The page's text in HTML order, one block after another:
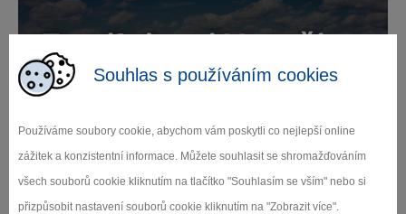
Souhlas s používáním cookies
Používáme soubory cookie, abychom vám poskytli co nejlepší online
zážitek a konzistentní informace. Můžete souhlasit se shromažďováním
všech souborů cookie kliknutím na tlačítko "Souhlasím se vším" nebo si
přizpůsobit nastavení souborů cookie kliknutím na "Zobrazit více".
Zamilujte si Vysočinu
Přihlaste se k odběru našeho newsletteru
o novinkách.